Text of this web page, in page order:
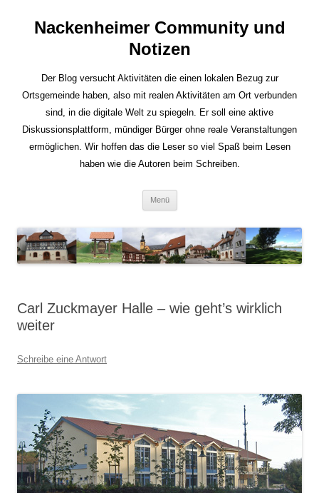
Nackenheimer Community und
Notizen
Der Blog versucht Aktivitäten die einen lokalen Bezug zur
Ortsgemeinde haben, also mit realen Aktivitäten am Ort verbunden
sind, in die digitale Welt zu spiegeln. Er soll eine aktive
Diskussionsplattform, mündiger Bürger ohne reale Veranstaltungen
ermöglichen. Wir hoffen das die Leser so viel Spaß beim Lesen
haben wie die Autoren beim Schreiben.
Menü
Carl Zuckmayer Halle – wie geht’s wirklich
weiter
Schreibe eine Antwort